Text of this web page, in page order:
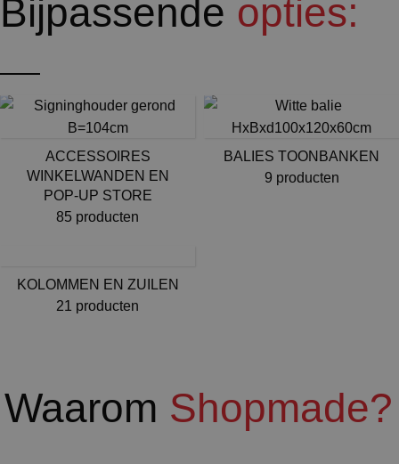
Bijpassende opties:
ACCESSOIRES
WINKELWANDEN EN
POP-UP STORE
85 producten
BALIES TOONBANKEN
9 producten
KOLOMMEN EN ZUILEN
21 producten
Waarom Shopmade?